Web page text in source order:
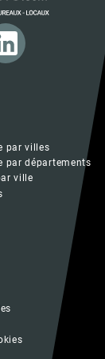
par villes
par départements
ville